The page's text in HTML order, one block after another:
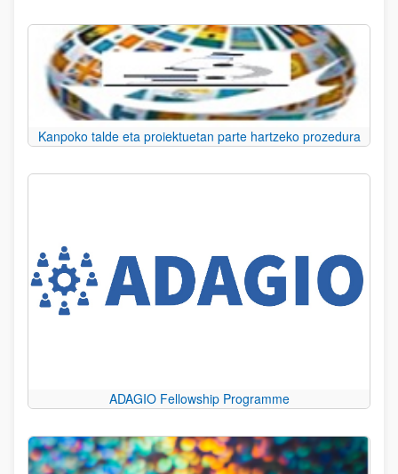
Kanpoko talde eta proiektuetan parte hartzeko prozedura
ADAGIO Fellowship Programme